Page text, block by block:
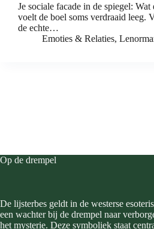
Je sociale facade in de spiegel:
voelt de boel soms verdraaid leeg.
de echte…
Emoties & Relaties,
Op de drempel
De lijsterbes geldt in de westerse
een wachter bij de drempel naar
het mysterie. Deze symboliek staat